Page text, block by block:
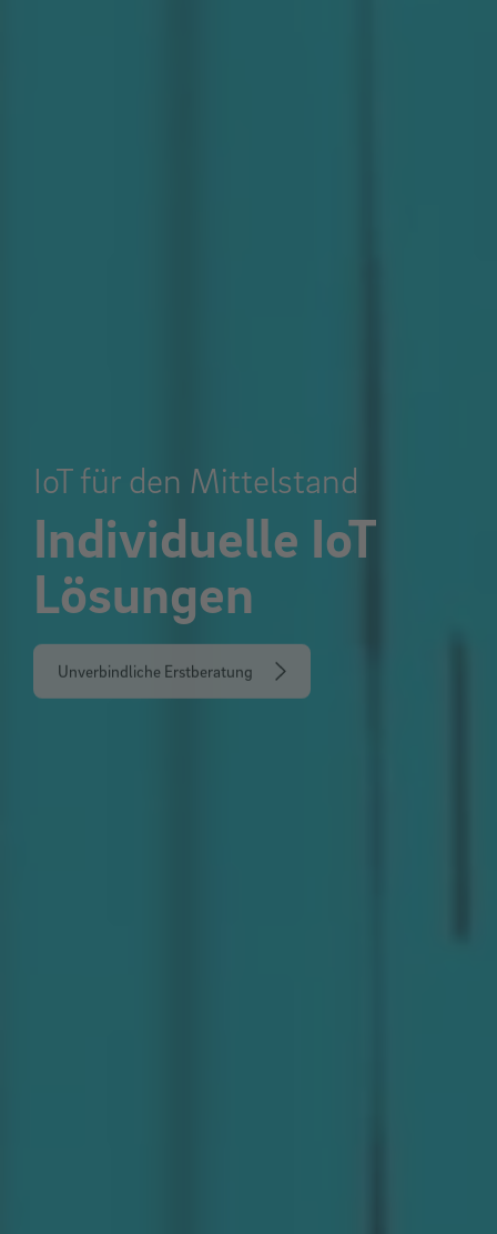
IoT für den Mittelstand
Individuelle IoT
Lösungen
Unverbindliche Erstberatung